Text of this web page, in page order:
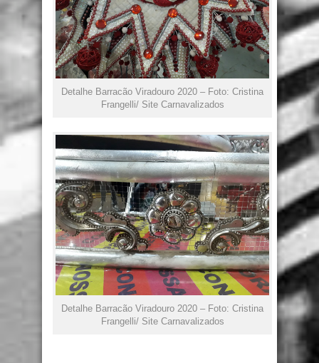
Detalhe Barracão Viradouro 2020 – Foto: Cristina
Frangelli/ Site Carnavalizados
Detalhe Barracão Viradouro 2020 – Foto: Cristina
Frangelli/ Site Carnavalizados